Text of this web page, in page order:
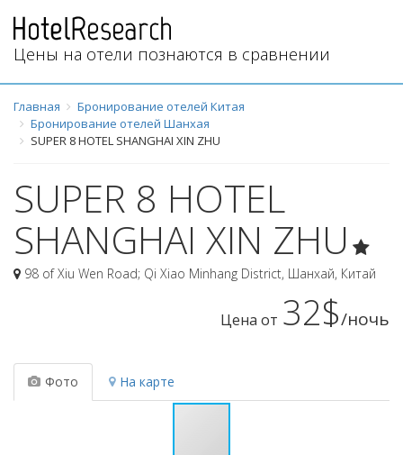
Цены на отели познаются в сравнении
Главная
Бронирование отелей Китая
Бронирование отелей Шанхая
SUPER 8 HOTEL SHANGHAI XIN ZHU
SUPER 8 HOTEL
SHANGHAI XIN ZHU
98 of Xiu Wen Road; Qi Xiao Minhang District, Шанхай, Китай
Цена от 32$/ночь
Фото На карте